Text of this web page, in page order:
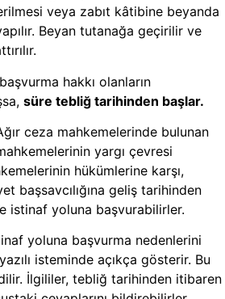
veya zabıt kâtibine beyanda
Beyan tutanağa geçirilir ve
hakkı olanların
süre tebliğ tarihinden başlar.
ceza mahkemelerinde bulunan
yargı çevresi
hükümlerine karşı,
başsavcılığına geliş tarihinden
istinaf yoluna başvurabilirler.
yoluna başvurma nedenlerini
isteminde açıkça gösterir. Bu
İlgililer, tebliğ tarihinden itibaren